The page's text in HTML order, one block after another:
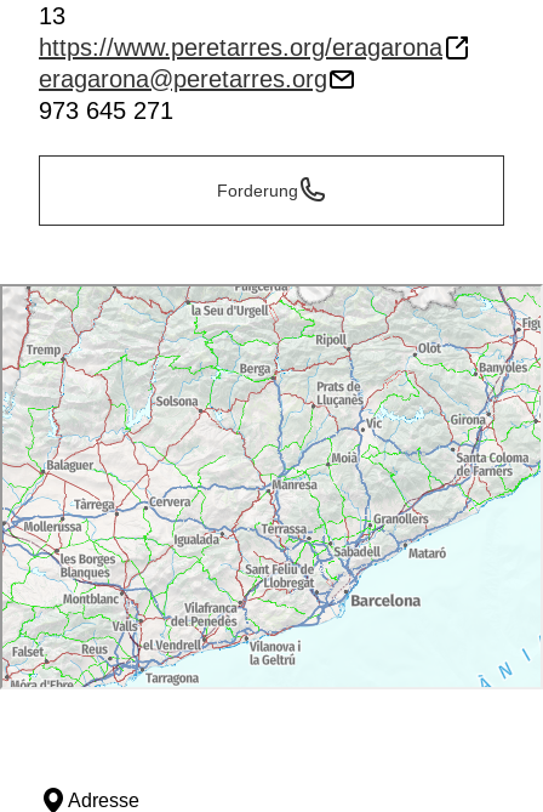
13
https://www.peretarres.org/eragarona
eragarona@peretarres.org
973 645 271
Forderung
Adresse